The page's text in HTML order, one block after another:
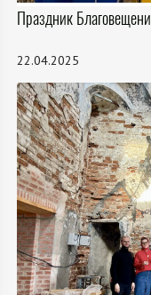
Праздник
22.04.2025